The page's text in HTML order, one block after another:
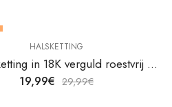
HALSKETTING
Bloemenketting in 18K verguld roestvrij staal van V&F Juweliers
19,99€ 29,99€